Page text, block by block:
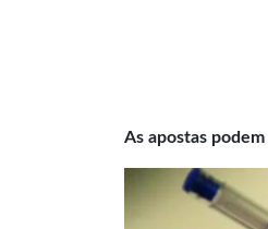
As apostas